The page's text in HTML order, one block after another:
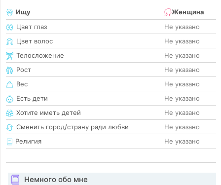
Ищу
Женщина
Цвет глаз
Не указано
Цвет волос
Не указано
Телосложение
Не указано
Рост
Не указано
Вес
Не указано
Есть дети
Не указано
Хотите иметь детей
Не указано
Сменить город/страну ради любви
Не указано
Религия
Не указано
Немного обо мне